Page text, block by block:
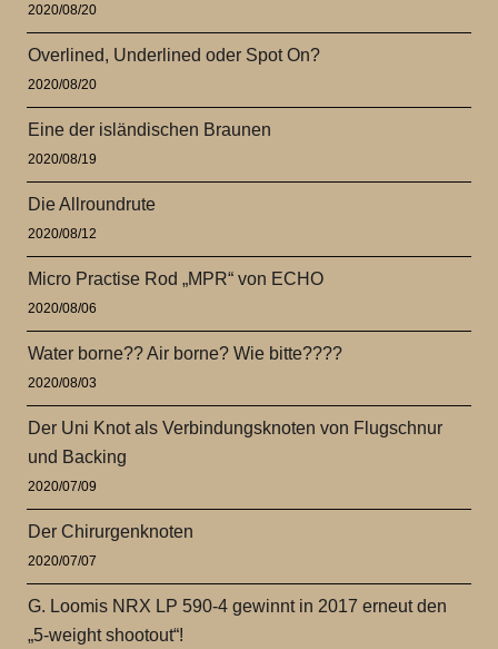
2020/08/20
Overlined, Underlined oder Spot On?
2020/08/20
Eine der isländischen Braunen
2020/08/19
Die Allroundrute
2020/08/12
Micro Practise Rod „MPR“ von ECHO
2020/08/06
Water borne?? Air borne? Wie bitte????
2020/08/03
Der Uni Knot als Verbindungsknoten von Flugschnur
und Backing
2020/07/09
Der Chirurgenknoten
2020/07/07
G. Loomis NRX LP 590-4 gewinnt in 2017 erneut den
„5-weight shootout“!